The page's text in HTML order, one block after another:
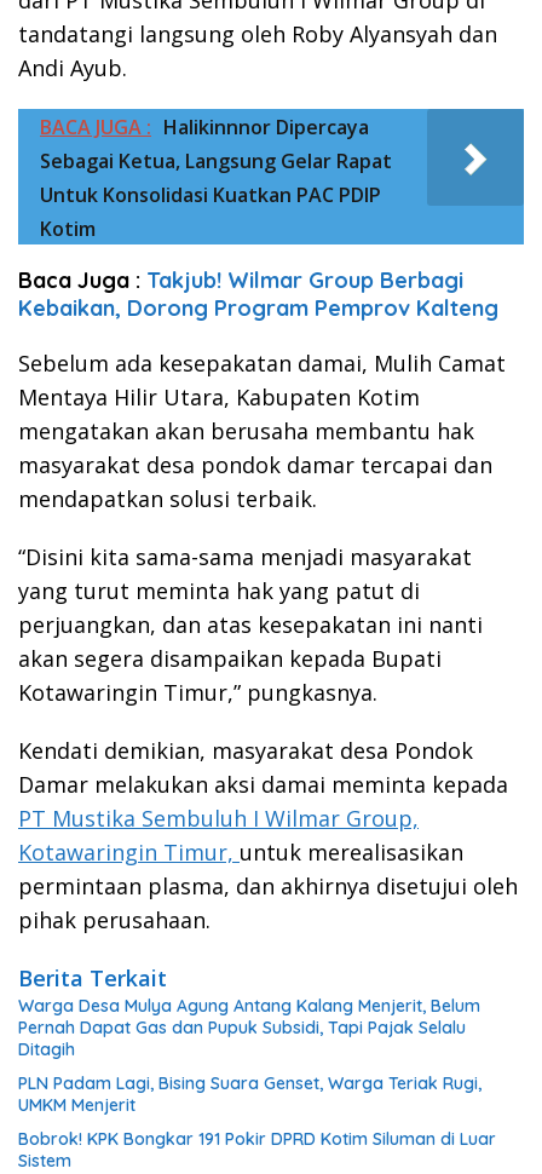
tandatangi langsung oleh Roby Alyansyah dan
Andi Ayub.
BACA JUGA : Halikinnnor Dipercaya
Sebagai Ketua, Langsung Gelar Rapat
Untuk Konsolidasi Kuatkan PAC PDIP
Kotim
Baca Juga : Takjub! Wilmar Group Berbagi
Kebaikan, Dorong Program Pemprov Kalteng
Sebelum ada kesepakatan damai, Mulih Camat
Mentaya Hilir Utara, Kabupaten Kotim
mengatakan akan berusaha membantu hak
masyarakat desa pondok damar tercapai dan
mendapatkan solusi terbaik.
“Disini kita sama-sama menjadi masyarakat
yang turut meminta hak yang patut di
perjuangkan, dan atas kesepakatan ini nanti
akan segera disampaikan kepada Bupati
Kotawaringin Timur,” pungkasnya.
Kendati demikian, masyarakat desa Pondok
Damar melakukan aksi damai meminta kepada
PT Mustika Sembuluh I Wilmar Group,
Kotawaringin Timur, untuk merealisasikan
permintaan plasma, dan akhirnya disetujui oleh
pihak perusahaan.
Berita Terkait
Warga Desa Mulya Agung Antang Kalang Menjerit, Belum
Pernah Dapat Gas dan Pupuk Subsidi, Tapi Pajak Selalu
Ditagih
PLN Padam Lagi, Bising Suara Genset, Warga Teriak Rugi,
UMKM Menjerit
Bobrok! KPK Bongkar 191 Pokir DPRD Kotim Siluman di Luar
Sistem